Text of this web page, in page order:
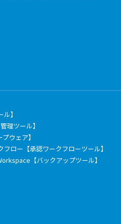
】
理ツール】
ウェア】
ロー【承認ワークフローツール】
【バックアップツール】